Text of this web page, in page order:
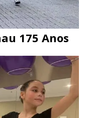
175 Anos